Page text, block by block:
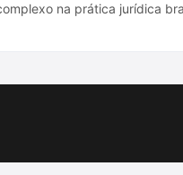
na prática jurídica